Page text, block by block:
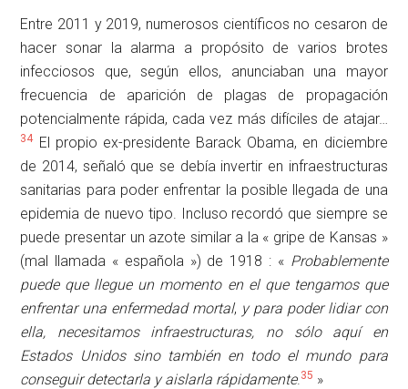
Entre 2011 y 2019, numerosos científicos no cesaron de
hacer sonar la alarma a propósito de varios brotes
infecciosos que, según ellos, anunciaban una mayor
frecuencia de aparición de plagas de propagación
potencialmente rápida, cada vez más difíciles de atajar…
34El propio ex-presidente Barack Obama, en diciembre
de 2014, señaló que se debía invertir en infraestructuras
sanitarias para poder enfrentar la posible llegada de una
epidemia de nuevo tipo. Incluso recordó que siempre se
puede presentar un azote similar a la « gripe de Kansas »
(mal llamada « española ») de 1918 : « Probablemente
puede que llegue un momento en el que tengamos que
enfrentar una enfermedad mortal, y para poder lidiar con
ella, necesitamos infraestructuras, no sólo aquí en
Estados Unidos sino también en todo el mundo para
conseguir detectarla y aislarla rápidamente.35 »